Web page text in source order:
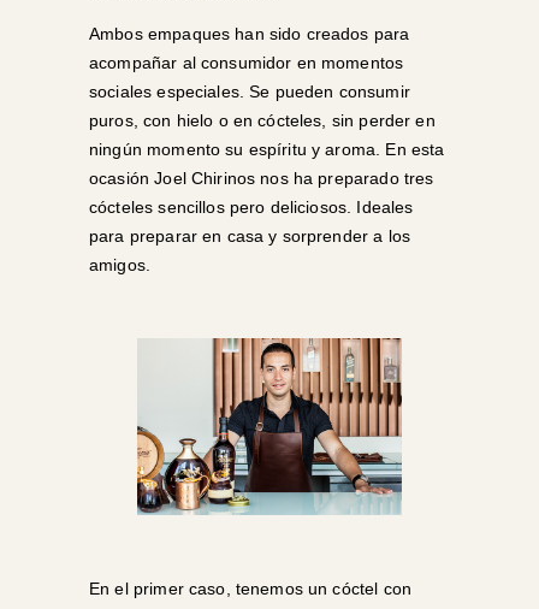
Ambos empaques han sido creados para
acompañar al consumidor en momentos
sociales especiales. Se pueden consumir
puros, con hielo o en cócteles, sin perder en
ningún momento su espíritu y aroma. En esta
ocasión Joel Chirinos nos ha preparado tres
cócteles sencillos pero deliciosos. Ideales
para preparar en casa y sorprender a los
amigos.
En el primer caso, tenemos un cóctel con